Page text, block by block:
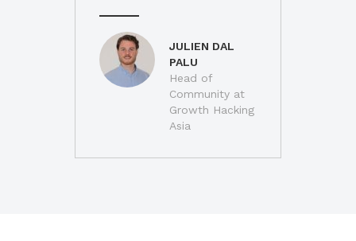
JULIEN DAL
PALU
Head of
Community at
Growth Hacking
Asia